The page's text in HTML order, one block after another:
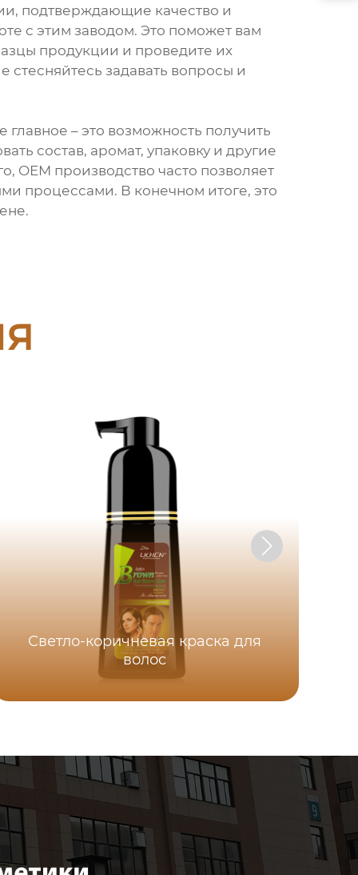
подтверждающие качество и
с этим заводом. Это поможет вам
продукции и проведите их
стесняйтесь задавать вопросы и
– это возможность получить
состав, аромат, упаковку и другие
OEM производство часто позволяет
процессами. В конечном итоге, это
Светло-коричневая краска для
волос